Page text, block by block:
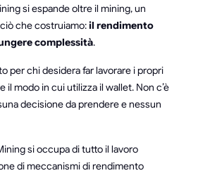
si espande oltre il mining, un
che costruiamo:il rendimento
complessità.
per chi desidera far lavorare i propri
il modo in cui utilizza il wallet. Non c’è
decisione da prendere e nessun
si occupa di tutto il lavoro
di meccanismi di rendimento